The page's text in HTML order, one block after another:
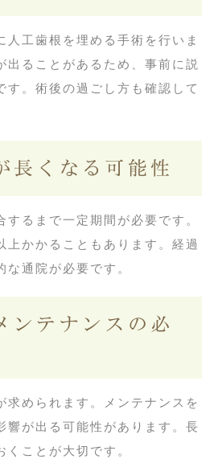
人工歯根を埋める手術を行いま
出ることがあるため、事前に説
す。術後の過ごし方も確認して
くなる可能性
るまで一定期間が必要です。
上かかることもあります。経過
な通院が必要です。
テナンスの必
求められます。メンテナンスを
響が出る可能性があります。長
ことが大切です。